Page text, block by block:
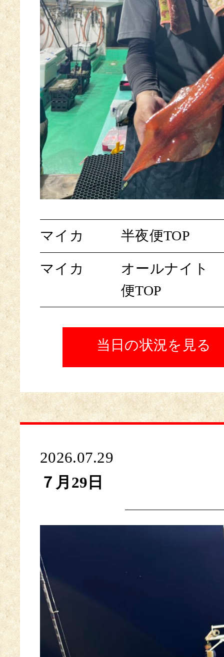
マイカ 半夜便TOP
マイカ
オールナイト
便TOP
当日の状況を見る
2026.07.29
７月29日